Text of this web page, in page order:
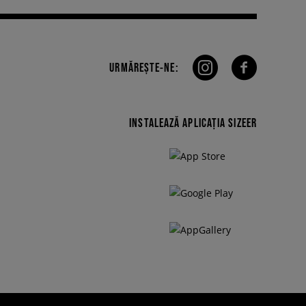
URMĂREȘTE-NE:
INSTALEAZĂ APLICAȚIA SIZEER